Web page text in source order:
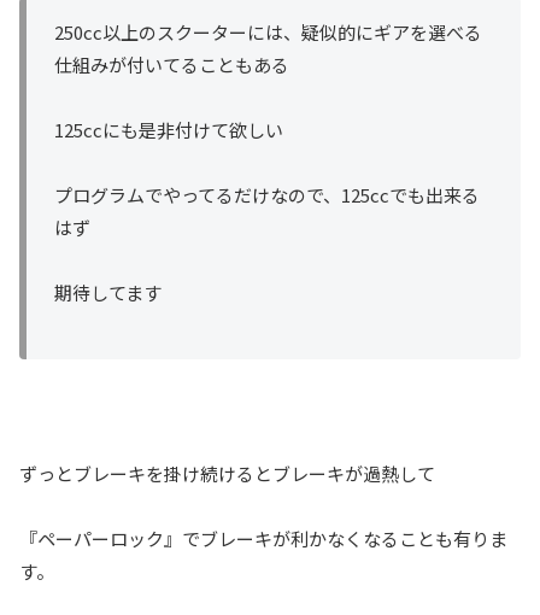
250cc以上のスクーターには、疑似的にギアを選べる
仕組みが付いてることもある
125ccにも是非付けて欲しい
プログラムでやってるだけなので、125ccでも出来る
はず
期待してます
ずっとブレーキを掛け続けるとブレーキが過熱して
『ペーパーロック』でブレーキが利かなくなることも有りま
す。